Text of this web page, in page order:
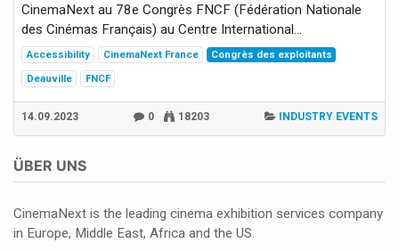
CinemaNext au 78e Congrès FNCF (Fédération Nationale
des Cinémas Français) au Centre International...
Accessibility CinemaNext France
Congrès des exploitants
Deauville
FNCF
14.09.2023 0 18203 INDUSTRY EVENTS
ÜBER UNS
CinemaNext is the leading cinema exhibition services company
in Europe, Middle East, Africa and the US.